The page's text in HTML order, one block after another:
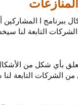
ببرنامج ا
من الشركات التابعة
بأي شكل من
من الشركات التابعة